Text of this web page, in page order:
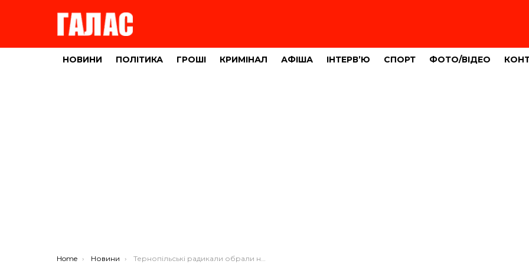
НОВИНИ ПОЛІТИКА ГРОШІ КРИМІНАЛ АФІША ІНТЕРВ’Ю СПОРТ ФОТО/ВІДЕО
You are here:
Home Новини Тернопільські радикали обрали нового голову